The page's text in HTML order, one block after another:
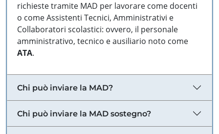
richieste tramite MAD per lavorare come docenti
o come Assistenti Tecnici, Amministrativi e
Collaboratori scolastici: ovvero, il personale
amministrativo, tecnico e ausiliario noto come
ATA.
Chi può inviare la MAD?
Chi può inviare la MAD sostegno?